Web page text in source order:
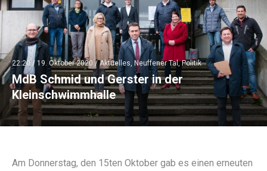
22:20 / 19. Oktober 2020 / Aktuelles, Neuffener Tal,Politik
MdB Schmid und Gerster in der
Kleinschwimmhalle
Am Donnerstag, den 15ten Oktober gab es einen erneuten